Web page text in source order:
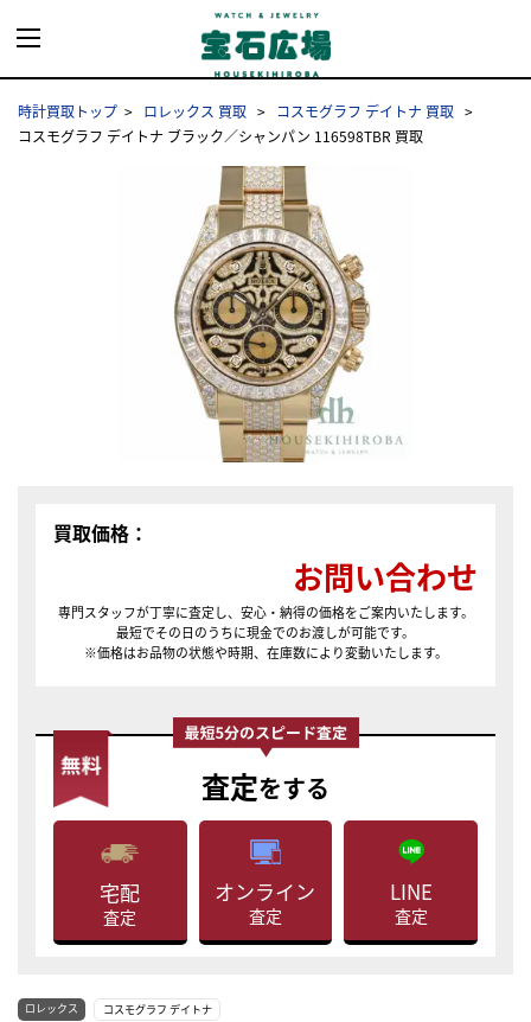
時計買取トップ ロレックス 買取
コスモグラフ デイトナ 買取
コスモグラフ デイトナ ブラック／シャンパン 116598TBR 買取
買取価格：
お問い合わせ
専門スタッフが丁寧に査定し、安心・納得の価格をご案内いたします。
最短でその日のうちに現金でのお渡しが可能です。
※価格はお品物の状態や時期、在庫数により変動いたします。
査定をする
宅配
査定
オンライン
査定
LINE
査定
ロレックス コスモグラフ デイトナ